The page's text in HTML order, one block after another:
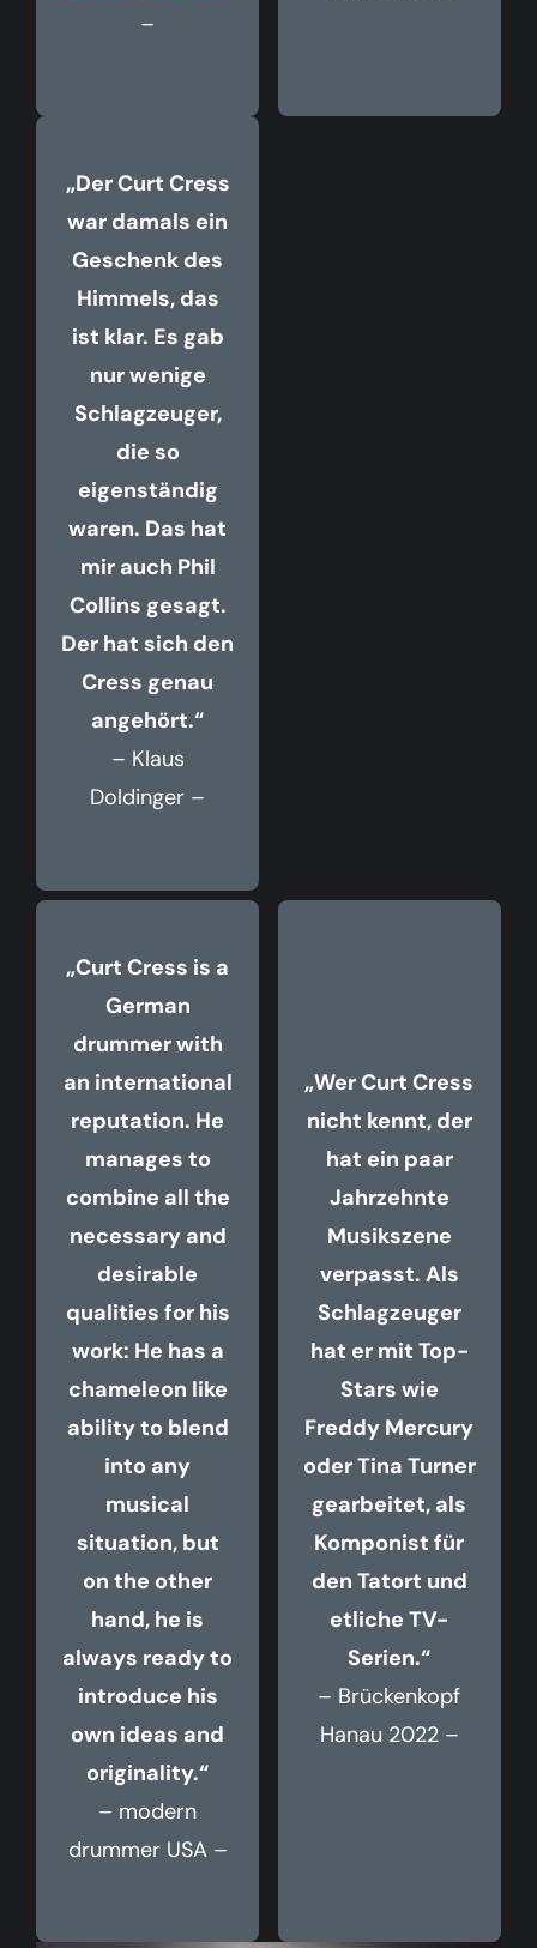
–
„Der Curt Cress
war damals ein
Geschenk des
Himmels, das
ist klar. Es gab
nur wenige
Schlagzeuger,
die so
eigenständig
waren. Das hat
mir auch Phil
Collins gesagt.
Der hat sich den
Cress genau
angehört.“
– Klaus
Doldinger –
„Curt Cress is a
German
drummer with
an international
reputation. He
manages to
combine all the
necessary and
desirable
qualities for his
work: He has a
chameleon like
ability to blend
into any
musical
situation, but
on the other
hand, he is
always ready to
introduce his
own ideas and
originality.“
– modern
drummer USA –
„Wer Curt Cress
nicht kennt, der
hat ein paar
Jahrzehnte
Musikszene
verpasst. Als
Schlagzeuger
hat er mit Top-
Stars wie
Freddy Mercury
oder Tina Turner
gearbeitet, als
Komponist für
den Tatort und
etliche TV-
Serien.“
– Brückenkopf
Hanau 2022 –